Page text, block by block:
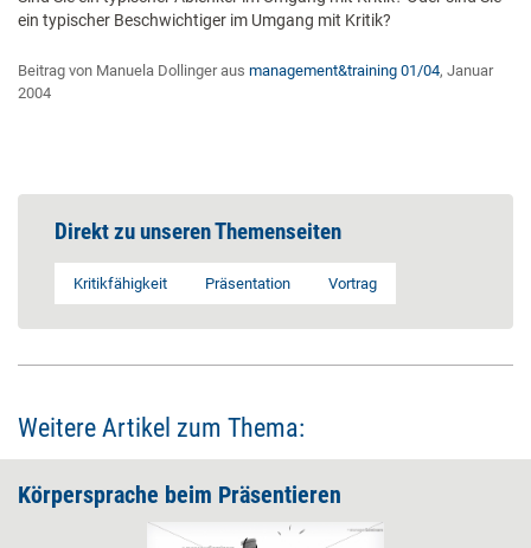
ein typischer Beschwichtiger im Umgang mit Kritik?
Beitrag von Manuela Dollinger aus management&training 01/04, Januar
2004
Direkt zu unseren Themenseiten
Kritikfähigkeit Präsentation Vortrag
Weitere Artikel zum Thema:
Körpersprache beim Präsentieren